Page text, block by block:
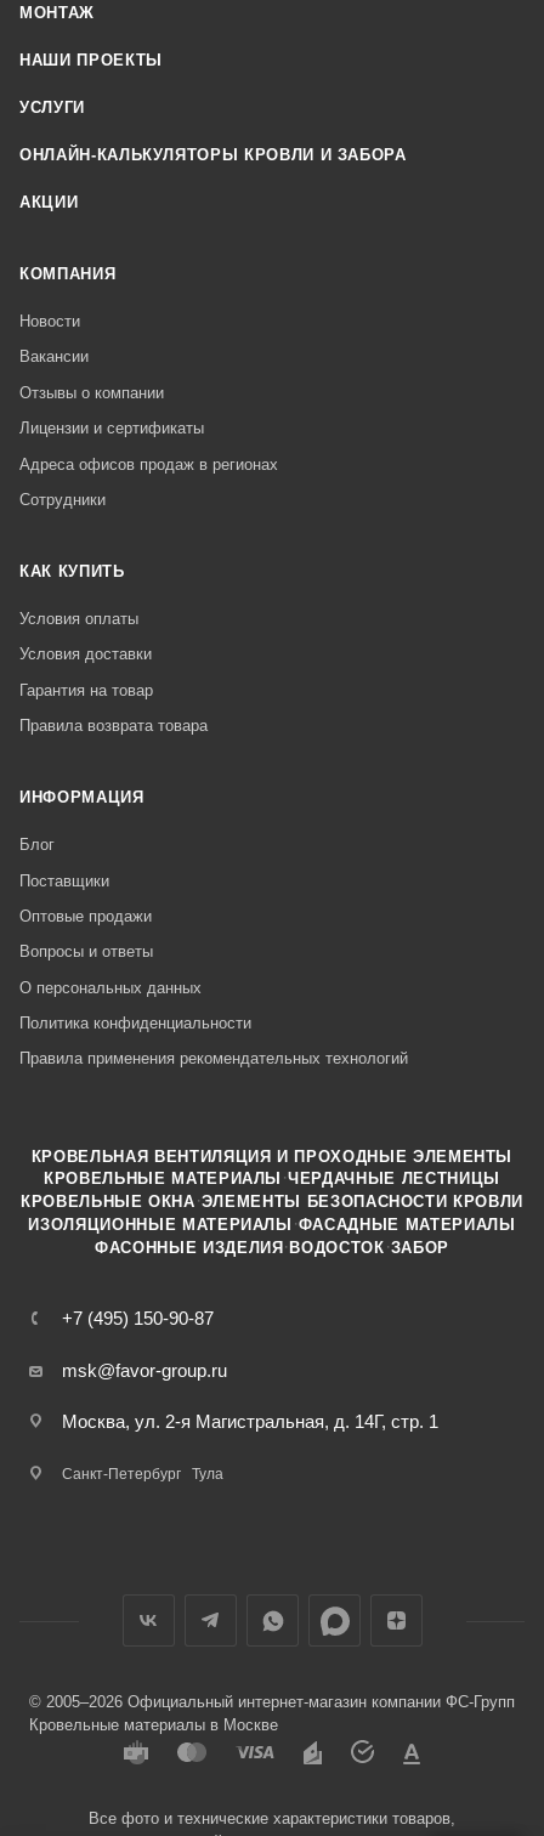
МОНТАЖ
НАШИ ПРОЕКТЫ
УСЛУГИ
ОНЛАЙН-КАЛЬКУЛЯТОРЫ КРОВЛИ И ЗАБОРА
АКЦИИ
КОМПАНИЯ
Новости
Вакансии
Отзывы о компании
Лицензии и сертификаты
Адреса офисов продаж в регионах
Сотрудники
КАК КУПИТЬ
Условия оплаты
Условия доставки
Гарантия на товар
Правила возврата товара
ИНФОРМАЦИЯ
Блог
Поставщики
Оптовые продажи
Вопросы и ответы
О персональных данных
Политика конфиденциальности
Правила применения рекомендательных технологий
+7 (495) 150-90-87
msk@favor-group.ru
Москва, ул. 2-я Магистральная, д. 14Г, стр. 1
Санкт-Петербург Тула
КРОВЕЛЬНАЯ ВЕНТИЛЯЦИЯ И ПРОХОДНЫЕ ЭЛЕМЕНТЫ
КРОВЕЛЬНЫЕ МАТЕРИАЛЫ ·ЧЕРДАЧНЫЕ ЛЕСТНИЦЫ
КРОВЕЛЬНЫЕ ОКНА ·ЭЛЕМЕНТЫ БЕЗОПАСНОСТИ КРОВЛИ
ИЗОЛЯЦИОННЫЕ МАТЕРИАЛЫ ·ФАСАДНЫЕ МАТЕРИАЛЫ
ФАСОННЫЕ ИЗДЕЛИЯ ·ВОДОСТОК ·ЗАБОР
© 2005–2026 Официальный интернет-магазин компании ФС-Групп
Кровельные материалы в Москве
Все фото и технические характеристики товаров,